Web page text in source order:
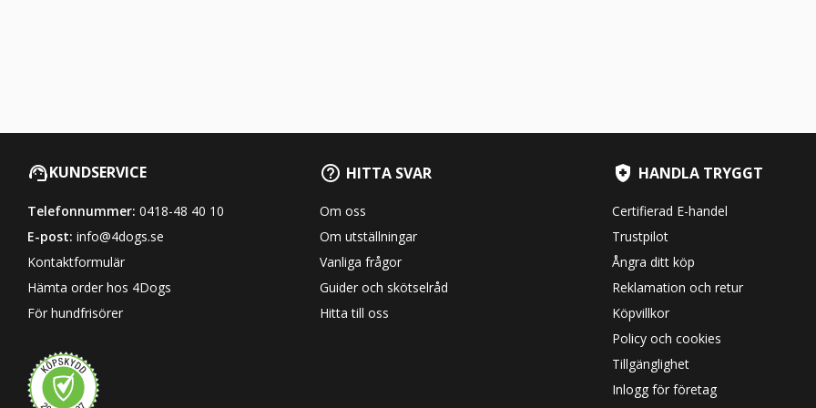
KUNDSERVICE
Telefonnummer: 0418-48 40 10
E-post: info@4dogs.se
Kontaktformulär
Hämta order hos 4Dogs
För hundfrisörer
HITTA SVAR
Om oss
Om utställningar
Vanliga frågor
Guider och skötselråd
Hitta till oss
HANDLA TRYGGT
Certifierad E-handel
Trustpilot
Ångra ditt köp
Reklamation och retur
Köpvillkor
Policy och cookies
Tillgänglighet
Inlogg för företag